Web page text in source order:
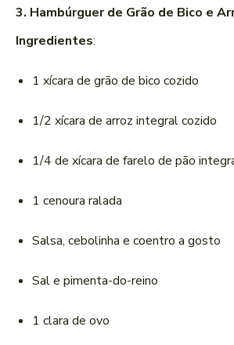
3. Hambúrguer de Grão de Bico e
Ingredientes:
1 xícara de grão de bico cozido
1/2 xícara de arroz integral cozido
1/4 de xícara de farelo de pão
1 cenoura ralada
Salsa, cebolinha e coentro a gosto
Sal e pimenta-do-reino
1 clara de ovo